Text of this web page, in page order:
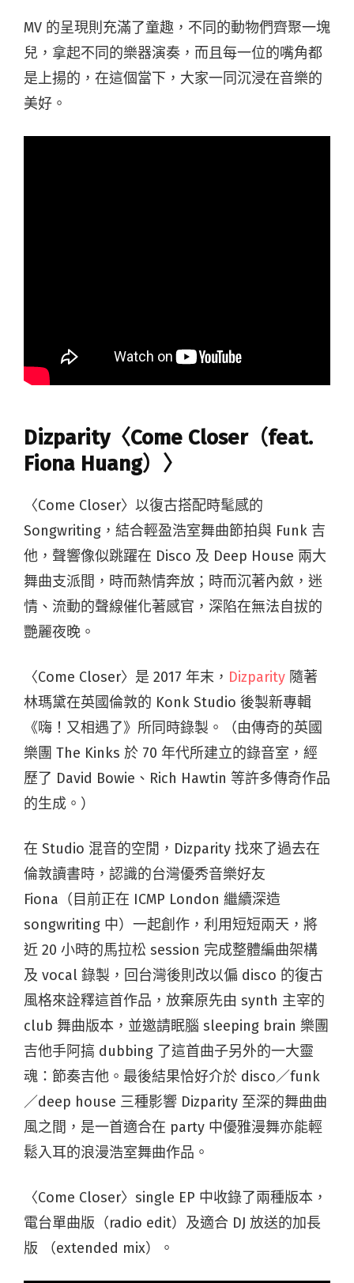
MV 的呈現則充滿了童趣，不同的動物們齊聚一塊
兒，拿起不同的樂器演奏，而且每一位的嘴角都
是上揚的，在這個當下，大家一同沉浸在音樂的
美好。
Dizparity〈Come Closer（feat.
Fiona Huang）〉
〈Come Closer〉以復古搭配時髦感的
Songwriting，結合輕盈浩室舞曲節拍與 Funk 吉
他，聲響像似跳躍在 Disco 及 Deep House 兩大
舞曲支派間，時而熱情奔放；時而沉著內斂，迷
情、流動的聲線催化著感官，深陷在無法自拔的
艷麗夜晚。
〈Come Closer〉是 2017 年末， Dizparity 隨著
林瑪黛在英國倫敦的 Konk Studio 後製新專輯
《嗨！又相遇了》所同時錄製。（由傳奇的英國
樂團 The Kinks 於 70 年代所建立的錄音室，經
歷了 David Bowie、Rich Hawtin 等許多傳奇作品
的生成。）
在 Studio 混音的空閒，Dizparity 找來了過去在
倫敦讀書時，認識的台灣優秀音樂好友
Fiona（目前正在 ICMP London 繼續深造
songwriting 中）一起創作，利用短短兩天，將
近 20 小時的馬拉松 session 完成整體編曲架構
及 vocal 錄製，回台灣後則改以偏 disco 的復古
風格來詮釋這首作品，放棄原先由 synth 主宰的
club 舞曲版本，並邀請眠腦 sleeping brain 樂團
吉他手阿搞 dubbing 了這首曲子另外的一大靈
魂：節奏吉他。最後結果恰好介於 disco／funk
／deep house 三種影響 Dizparity 至深的舞曲曲
風之間，是一首適合在 party 中優雅漫舞亦能輕
鬆入耳的浪漫浩室舞曲作品。
〈Come Closer〉single EP 中收錄了兩種版本，
電台單曲版（radio edit）及適合 DJ 放送的加長
版 （extended mix）。